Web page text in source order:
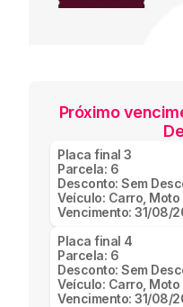
Próximo
Placa final3
Parcela: 6
Desconto:Sem
Veículo: Carro,
Vencimento:31/08/
Placa final 4
Parcela: 6
Desconto:Sem
Veículo: Carro,
Vencimento:31/08/